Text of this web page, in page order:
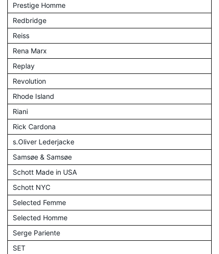
Prestige Homme
Redbridge
Reiss
Rena Marx
Replay
Revolution
Rhode Island
Riani
Rick Cardona
s.Oliver Lederjacke
Samsøe & Samsøe
Schott Made in USA
Schott NYC
Selected Femme
Selected Homme
Serge Pariente
SET